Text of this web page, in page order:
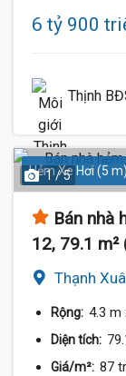
6 tỷ 900
Thịnh
Hẻm Xe Hơi (5 m)
1 / 5
Bán nhà
12, 79.1
Thạnh
Rộng: 4.3 m
Diện tích:
Giá/m²: 87